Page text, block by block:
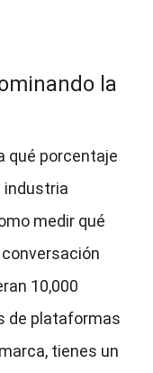
la
qué porcentaje
industria
medir qué
10,000
de plataformas
tienes un